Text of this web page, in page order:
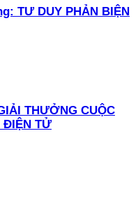
TƯ DUY PHẢN BIỆN
THƯỞNG CUỘC
ĐIỆN TỬ